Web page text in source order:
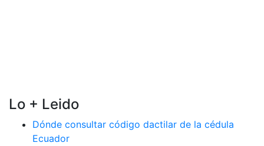
Lo + Leido
Dónde consultar código dactilar de la cédula
Ecuador